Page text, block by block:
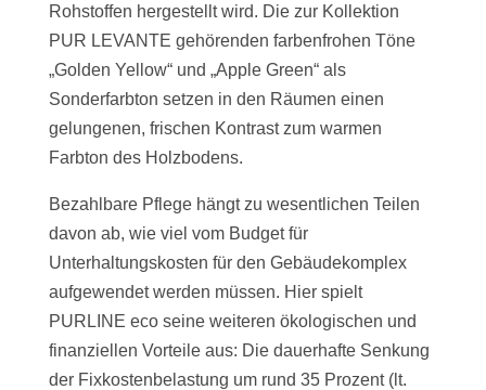
Rohstoffen hergestellt wird. Die zur Kollektion
PUR LEVANTE gehörenden farbenfrohen Töne
„Golden Yellow“ und „Apple Green“ als
Sonderfarbton setzen in den Räumen einen
gelungenen, frischen Kontrast zum warmen
Farbton des Holzbodens.
Bezahlbare Pflege hängt zu wesentlichen Teilen
davon ab, wie viel vom Budget für
Unterhaltungskosten für den Gebäudekomplex
aufgewendet werden müssen. Hier spielt
PURLINE eco seine weiteren ökologischen und
finanziellen Vorteile aus: Die dauerhafte Senkung
der Fixkostenbelastung um rund 35 Prozent (lt.